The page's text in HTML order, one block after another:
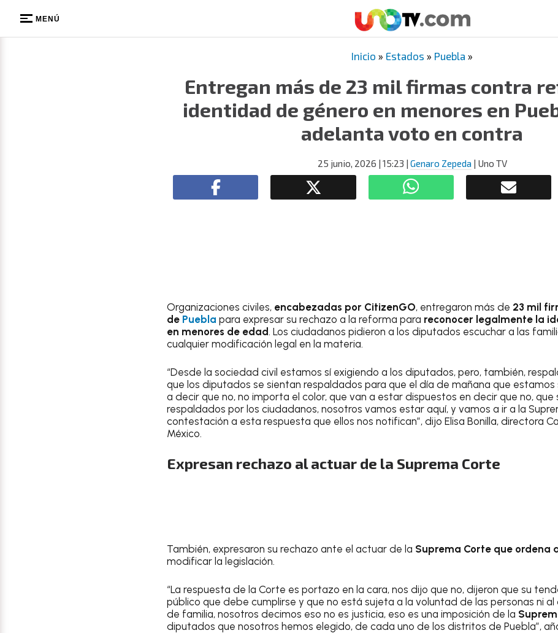
MENÚ
Inicio » Estados » Puebla »
Entregan más de 23 mil firmas contra
identidad de género en menores en
adelanta voto en contra
25 junio, 2026 | 15:23 | Genaro Zepeda | Uno TV
Organizaciones civiles, encabezadas por CitizenGO, entregaron más de 23 mil
de Puebla para expresar su rechazo a la reforma para reconocer legalmente la
en menores de edad. Los ciudadanos pidieron a los diputados escuchar a las
cualquier modificación legal en la materia.
“Desde la sociedad civil estamos sí exigiendo a los diputados, pero, también,
que los diputados se sientan respaldados para que el día de mañana que estamos
a decir que no, no importa el color, que van a estar dispuestos en decir que no, que
respaldados por los ciudadanos, nosotros vamos estar aquí, y vamos a ir a la
contestación a esta respuesta que ellos nos notifican”, dijo Elisa Bonilla, directora
México.
Expresan rechazo al actuar de la Suprema Corte
También, expresaron su rechazo ante el actuar de la Suprema Corte que ordena
modificar la legislación.
“La respuesta de la Corte es portazo en la cara, nos dijo que no, dijeron que su
público que debe cumplirse y que no está sujeta a la voluntad de las personas ni
de familia, nosotros decimos eso no es justicia, eso es una imposición de la
diputados que nosotros hemos elegido, de cada uno de los distritos de Puebla”,